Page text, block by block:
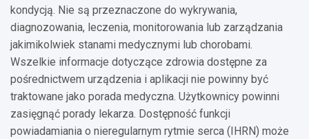
kondycją. Nie są przeznaczone do wykrywania,
diagnozowania, leczenia, monitorowania lub zarządzania
jakimikolwiek stanami medycznymi lub chorobami.
Wszelkie informacje dotyczące zdrowia dostępne za
pośrednictwem urządzenia i aplikacji nie powinny być
traktowane jako porada medyczna. Użytkownicy powinni
zasięgnąć porady lekarza. Dostępność funkcji
powiadamiania o nieregularnym rytmie serca (IHRN) może